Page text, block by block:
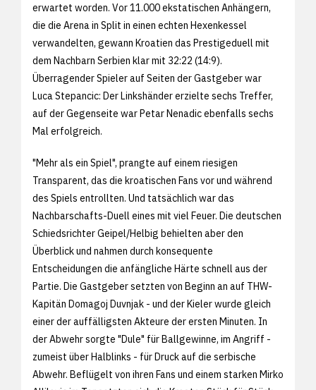
erwartet worden. Vor 11.000 ekstatischen Anhängern,
die die Arena in Split in einen echten Hexenkessel
verwandelten, gewann Kroatien das Prestigeduell mit
dem Nachbarn Serbien klar mit 32:22 (14:9).
Überragender Spieler auf Seiten der Gastgeber war
Luca Stepancic: Der Linkshänder erzielte sechs Treffer,
auf der Gegenseite war Petar Nenadic ebenfalls sechs
Mal erfolgreich.
"Mehr als ein Spiel", prangte auf einem riesigen
Transparent, das die kroatischen Fans vor und während
des Spiels entrollten. Und tatsächlich war das
Nachbarschafts-Duell eines mit viel Feuer. Die deutschen
Schiedsrichter Geipel/Helbig behielten aber den
Überblick und nahmen durch konsequente
Entscheidungen die anfängliche Härte schnell aus der
Partie. Die Gastgeber setzten von Beginn an auf THW-
Kapitän Domagoj Duvnjak - und der Kieler wurde gleich
einer der auffälligsten Akteure der ersten Minuten. In
der Abwehr sorgte "Dule" für Ballgewinne, im Angriff -
zumeist über Halblinks - für Druck auf die serbische
Abwehr. Beflügelt von ihren Fans und einem starken Mirko